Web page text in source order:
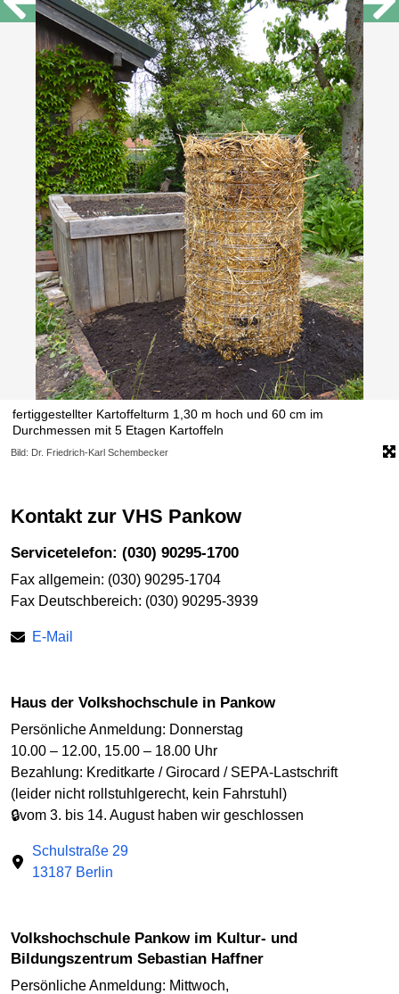
fertiggestellter Kartoffelturm 1,30 m hoch und 60 cm im
Durchmessen mit 5 Etagen Kartoffeln
Bild: Dr. Friedrich-Karl Schembecker
Kontakt zur VHS Pankow
Servicetelefon: (030) 90295-1700
Fax allgemein: (030) 90295-1704
Fax Deutschbereich: (030) 90295-3939
E-Mail
Haus der Volkshochschule in Pankow
Persönliche Anmeldung: Donnerstag
10.00 – 12.00, 15.00 – 18.00 Uhr
Bezahlung: Kreditkarte / Girocard / SEPA-Lastschrift
(leider nicht rollstuhlgerecht, kein Fahrstuhl)
🔒vom 3. bis 14. August haben wir geschlossen
Schulstraße 29
13187 Berlin
Volkshochschule Pankow im Kultur- und
Bildungszentrum Sebastian Haffner
Persönliche Anmeldung: Mittwoch,